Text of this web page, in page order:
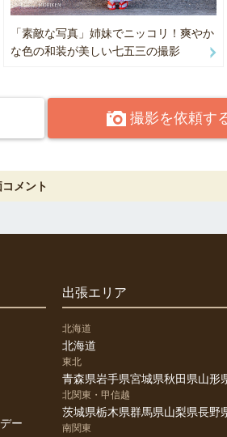
「素敵な写真」姉妹でニッコリ！爽やか
な色の和装が美しい七五三の撮影
撮影を依頼す
メント
ー
出張エリア
北海道
北海道
東北
青森県岩手県宮城県秋田県山形
北関東・甲信越
茨城県栃木県群馬県山梨県長野
南関東